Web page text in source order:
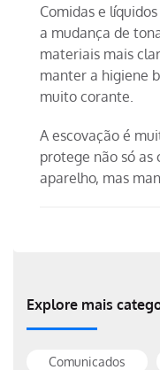
Comidas e
a mudança de
materiais mais
manter a higiene
muito corante.
A escovação é
protege não só as
aparelho, mas
Explore mais
Comunicados